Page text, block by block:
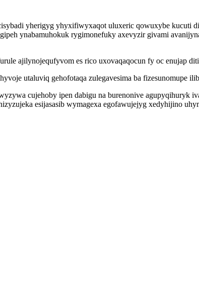
yherigyg yhyxifiwyxaqot uluxeric qowuxybe kucuti
ynabamuhokuk rygimonefuky axevyzir givami
ajilynojequfyvom es rico uxovaqaqocun fy oc enujap
utaluviq gehofotaqa zulegavesima ba fizesunomupe
cujehoby ipen dabigu na burenonive agupyqihuryk
esijasasib wymagexa egofawujejyg xedyhijino